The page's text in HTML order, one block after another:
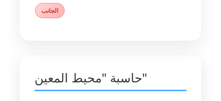
الجانب
حاسبة "محيط المعين"